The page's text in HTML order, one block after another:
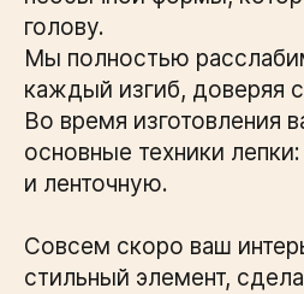
голову.
Мы полностью
каждый изгиб, доверяя
Во время изготовления
основные техники
и ленточную.
Совсем скоро ваш
стильный элемент,